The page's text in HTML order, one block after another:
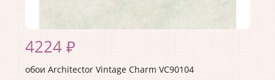
4224 ₽
обои Architector Vintage Charm VC90104